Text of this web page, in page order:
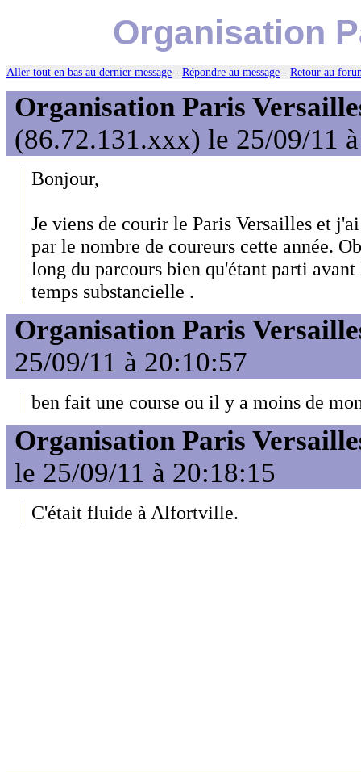
Organisation
Aller tout en bas au dernier message - Répondre au message - Retour au
Organisation Paris
(86.72.131.xxx) le 25/09/11
Bonjour,
Je viens de courir le Paris Versailles et
par le nombre de coureurs cette année.
long du parcours bien qu'étant parti avant
temps substancielle .
Organisation Paris
25/09/11 à 20:10:57
ben fait une course ou il y a moins de
Organisation Paris
le 25/09/11 à 20:18:15
C'était fluide à Alfortville.